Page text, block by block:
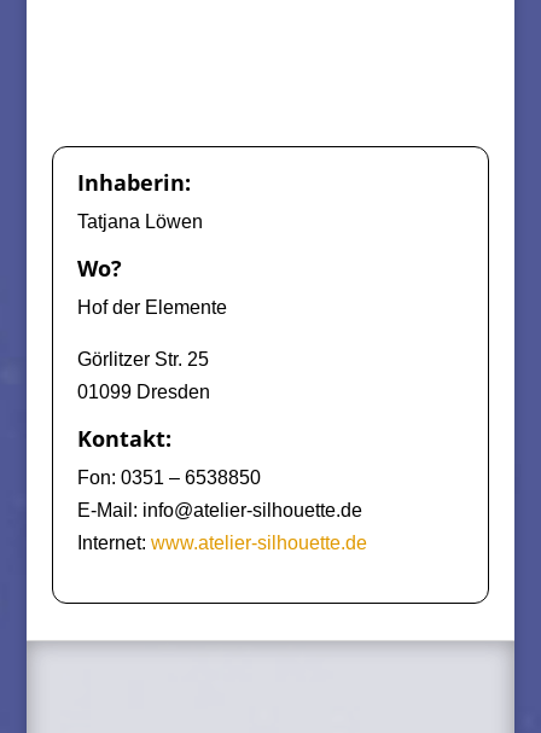
Inhaberin:
Tatjana Löwen
Wo?
Hof der Elemente
Görlitzer Str. 25
01099 Dresden
Kontakt:
Fon: 0351 – 6538850
E-Mail: info@atelier-silhouette.de
Internet: www.atelier-silhouette.de